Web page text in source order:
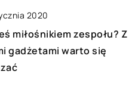
2020
miłośnikiem zespołu? Z
gadżetami warto się